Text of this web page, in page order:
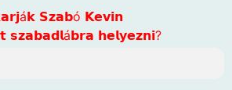
𝗦𝘇𝗮𝗯ó 𝗞𝗲𝘃𝗶𝗻
𝗵𝗲𝗹𝘆𝗲𝘇𝗻𝗶?